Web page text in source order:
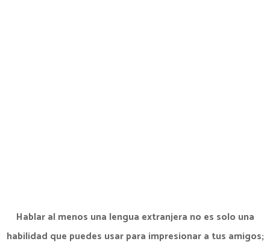
Hablar al menos una lengua extranjera no es solo una
habilidad que puedes usar para impresionar a tus amigos;